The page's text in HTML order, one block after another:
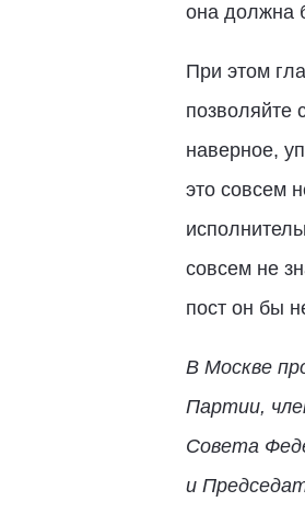
она должна
При этом
позволяйте
наверное,
это совсем
совсем не
пост он бы
В Москве
Партии,
Совета
и